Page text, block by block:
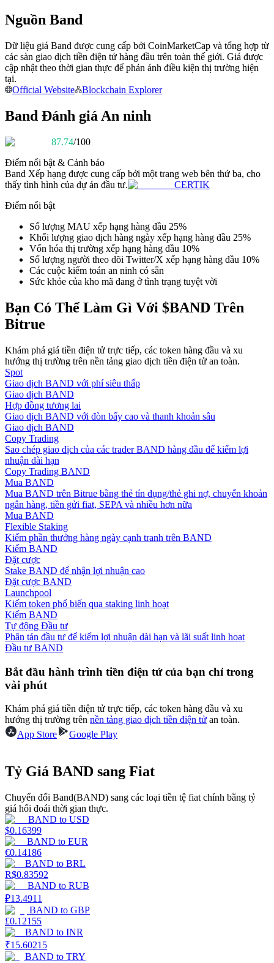
Trở thành Nhà giao dịch Sao chép
Tận hưởng chia sẻ lợi nhuận và hoa hồng giao dịch sao chép
Phân tích dữ liệu lớn bao gồm thông tin giao dịch, v.v.
Hướng dẫn giao dịch Spot
Chiến lược giao dịch
Học cách duy trì lợi nhuận
Earn
Power Piggy
Staking
Lợi nhuận cao và truy cập ngay lập tức
Nguồn Band
Dữ liệu giá Band được cung cấp bởi CoinMarketCap và tổng hợp từ
các sàn giao dịch tiền điện tử hàng đầu trên toàn thế giới. Giá được
cập nhật theo thời gian thực để phản ánh điều kiện thị trường hiện
tại.
Official Website
Blockchain Explorer
Band Đánh giá An ninh
87.74/100
Điểm nổi bật & Cảnh báo
Band Xếp hạng được cung cấp bởi một trang web bên thứ ba, cho
thấy tình hình của dự án đầu tư.
CERTIK
Điểm nổi bật
Số lượng MAU xếp hạng hàng đầu 25%
Khối lượng giao dịch hàng ngày xếp hạng hàng đầu 25%
Vốn hóa thị trường xếp hạng hàng đầu 10%
Số lượng người theo dõi Twitter/X xếp hạng hàng đầu 10%
Các cuộc kiểm toán an ninh có sẵn
Sức khỏe của kho mã đang ở tình trạng tuyệt vời
Bạn Có Thể Làm Gì Với $BAND Trên
Bitrue
Khám phá giá tiền điện tử trực tiếp, các token hàng đầu và xu
hướng thị trường trên nền tảng giao dịch tiền điện tử an toàn.
Spot
Giao dịch BAND với phí siêu thấp
Giao dịch BAND
Hợp đồng tương lai
Giao dịch BAND với đòn bẩy cao và thanh khoản sâu
Giao dịch BAND
Copy Trading
Sao chép giao dịch của các trader BAND hàng đầu để kiếm lợi
nhuận dài hạn
Copy Trading BAND
Mua BAND
Mua BAND trên Bitrue bằng thẻ tín dụng/thẻ ghi nợ, chuyển khoản
ngân hàng, tiền gửi fiat, SEPA và nhiều hơn nữa
Mua BAND
Flexible Staking
Kiếm phần thưởng hàng ngày cạnh tranh trên BAND
Kiếm BAND
Đặt cược
Stake BAND để nhận lợi nhuận cao
Đặt cược BAND
Launchpool
Kiếm token phổ biến qua staking linh hoạt
Kiếm BAND
Tự động Đầu tư
Phân tán đầu tư để kiếm lợi nhuận dài hạn và lãi suất linh hoạt
Đầu tư BAND
Bắt đầu hành trình tiền điện tử của bạn chỉ trong
vài phút
Khám phá giá tiền điện tử trực tiếp, các token hàng đầu và xu
hướng thị trường trên nền tảng giao dịch tiền điện tử an toàn.
App Store
Google Play
Tỷ Giá BAND sang Fiat
Chuyển đổi Band(BAND) sang các loại tiền tệ fiat chính bằng tỷ
giá hối đoái thời gian thực.
BAND to USD
$0.16399
BAND to EUR
€0.14186
BAND to BRL
R$0.83592
BAND to RUB
₽13.4911
BAND to GBP
£0.12155
BAND to INR
₹15.60215
BAND to TRY